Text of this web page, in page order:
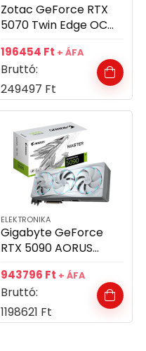
Zotac GeForce RTX
5070 Twin Edge OC
videókártya
196454 Ft + ÁFA
Bruttó:
249497 Ft
ELEKTRONIKA
Gigabyte GeForce
RTX 5090 AORUS
GDDR7 512bit
videókártya
943796 Ft + ÁFA
Bruttó:
1198621 Ft